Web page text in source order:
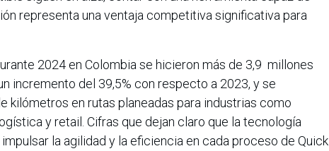
representa una ventaja competitiva significativa para
2024 en Colombia se hicieron más de 3,9 millones
incremento del 39,5% con respecto a 2023, y se
kilómetros en rutas planeadas para industrias como
y retail. Cifras que dejan claro que la tecnología
la agilidad y la eficiencia en cada proceso de Quick